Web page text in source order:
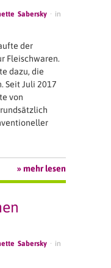
Sabersky · in
der
Fleischwaren.
dazu, die
Seit Juli 2017
von
» mehr lesen
Sabersky · in